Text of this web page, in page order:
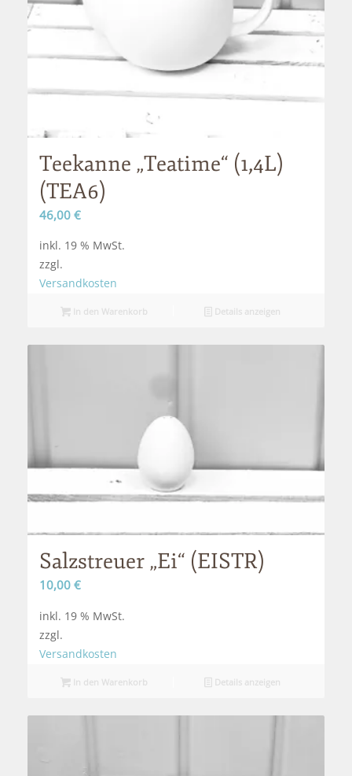
Teekanne „Teatime“ (1,4L)
(TEA6)
46,00 €
inkl. 19 % MwSt.
zzgl.
Versandkosten
In den Warenkorb Details anzeigen
Salzstreuer „Ei“ (EISTR)
10,00 €
inkl. 19 % MwSt.
zzgl.
Versandkosten
In den Warenkorb Details anzeigen